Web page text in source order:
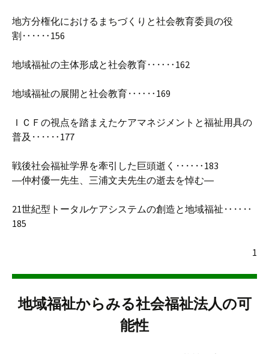
地方分権化におけるまちづくりと社会教育委員の役
割‥‥‥156
地域福祉の主体形成と社会教育‥‥‥162
地域福祉の展開と社会教育‥‥‥169
ＩＣＦの視点を踏まえたケアマネジメントと福祉用具の
普及‥‥‥177
戦後社会福祉学界を牽引した巨頭逝く‥‥‥183
―仲村優一先生、三浦文夫先生の逝去を悼む―
21世紀型トータルケアシステムの創造と地域福祉‥‥‥
185
1
地域福祉からみる社会福祉法人の可
能性